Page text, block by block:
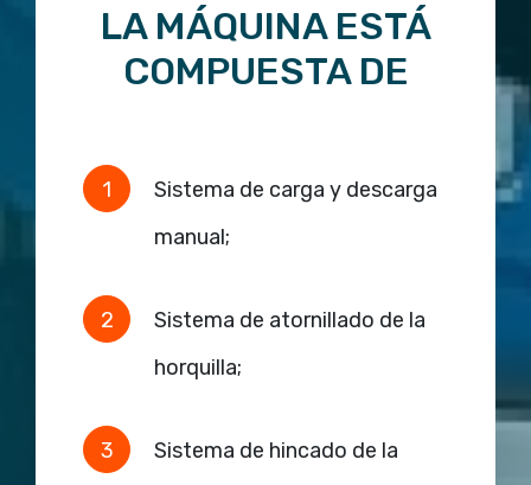
LA MÁQUINA ESTÁ
COMPUESTA DE
Sistema de carga y descarga
manual;
Sistema de atornillado de la
horquilla;
Sistema de hincado de la